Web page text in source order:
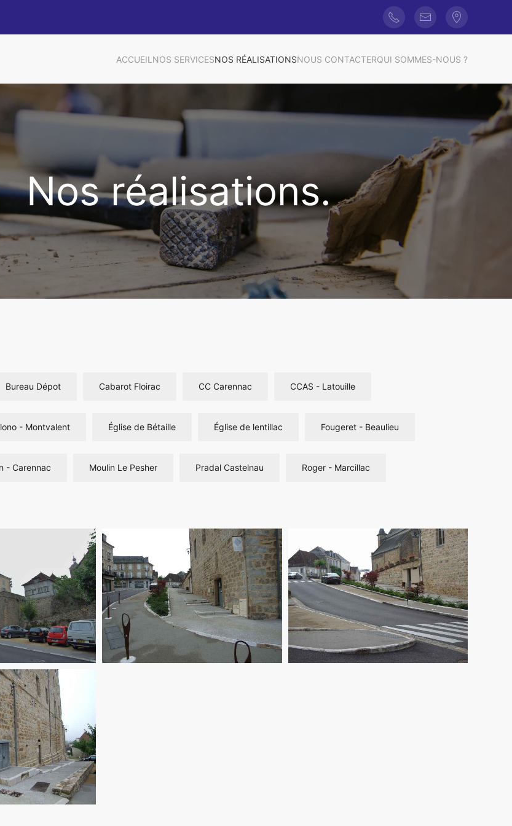
ACCUEIL NOS SERVICESNOS RÉALISATIONSNOUS CONTACTERQUI SOMMES-NOUS ?
Nos réalisations.
Bureau Dépot Cabarot Floirac CC Carennac CCAS - Latouille
- Montvalent Église de Bétaille Église de lentillac Fougeret - Beaulieu
- Carennac Moulin Le Pesher Pradal Castelnau Roger - Marcillac